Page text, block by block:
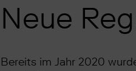
Neue
Bereits im Jahr 2020